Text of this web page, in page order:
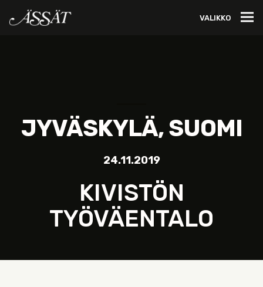
VALIKKO
JYVÄSKYLÄ, SUOMI
24.11.2019
KIVISTÖN
TYÖVÄENTALO